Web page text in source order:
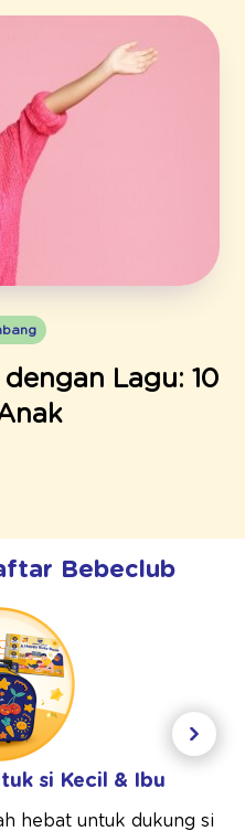
Lagu: 10
Bebeclub
si Kecil & Ibu
hebat untuk dukung si